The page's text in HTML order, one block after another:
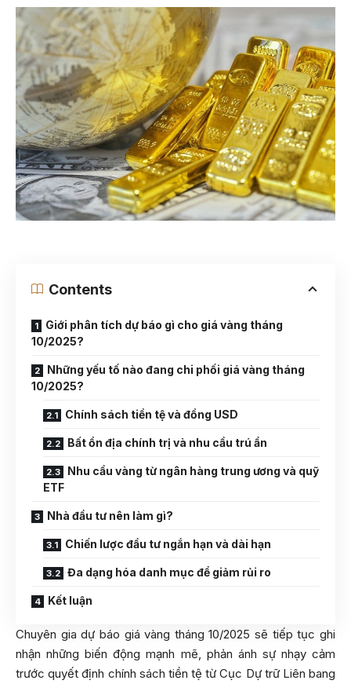
Contents
Giới phân tích dự báo gì cho giá vàng tháng
10/2025?
Những yếu tố nào đang chi phối giá vàng tháng
10/2025?
Chính sách tiền tệ và đồng USD
Bất ổn địa chính trị và nhu cầu trú ẩn
Nhu cầu vàng từ ngân hàng trung ương và quỹ
ETF
Nhà đầu tư nên làm gì?
Chiến lược đầu tư ngắn hạn và dài hạn
Đa dạng hóa danh mục để giảm rủi ro
Kết luận
Chuyên gia dự báo giá vàng tháng 10/2025 sẽ tiếp tục ghi
nhận những biến động mạnh mẽ, phản ánh sự nhạy cảm
trước quyết định chính sách tiền tệ từ Cục Dự trữ Liên bang